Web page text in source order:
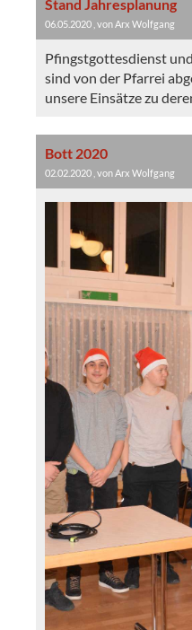
Stand Jahresplanung
06.05.2020 , von Arx Wolfgang
Pfingstgottesdienst
sind von der Pfarrei
unsere Einsätze zu
Bott 2020
02.02.2020 , von Arx Wolfgang